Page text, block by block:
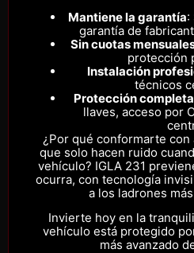
Mantiene la garantía:
garantía de
Sin cuotas
protección
Instalación
técnicos
Protección completa
llaves, acceso por
¿Por qué conformarte
que solo hacen ruido
vehículo? IGLA 231
ocurra, con tecnología
a los ladrones
Invierte hoy en la
vehículo está protegido
más avanzado